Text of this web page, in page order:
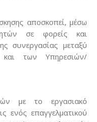
αποσκοπεί, μέσω
σε φορείς και
συνεργασίας μεταξύ
των Υπηρεσιών/
με το εργασιακό
ενός επαγγελματικού